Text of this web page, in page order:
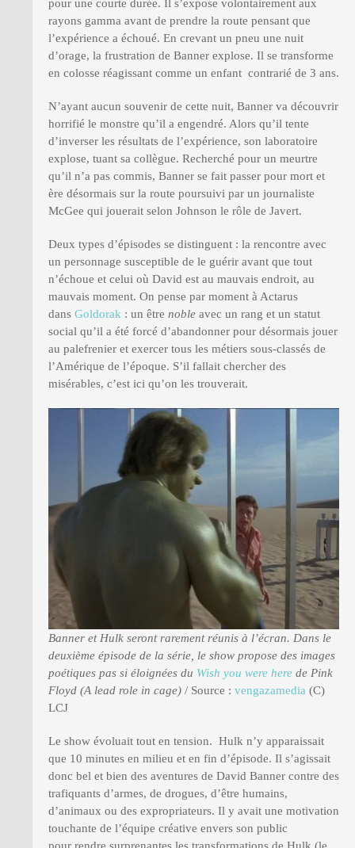
pour une courte durée. Il s’expose volontairement aux
rayons gamma avant de prendre la route pensant que
l’expérience a échoué. En crevant un pneu une nuit
d’orage, la frustration de Banner explose. Il se transforme
en colosse réagissant comme un enfant contrarié de 3 ans.
N’ayant aucun souvenir de cette nuit, Banner va découvrir
horrifié le monstre qu’il a engendré. Alors qu’il tente
d’inverser les résultats de l’expérience, son laboratoire
explose, tuant sa collègue. Recherché pour un meurtre
qu’il n’a pas commis, Banner se fait passer pour mort et
ère désormais sur la route poursuivi par un journaliste
McGee qui jouerait selon Johnson le rôle de Javert.
Deux types d’épisodes se distinguent : la rencontre avec
un personnage susceptible de le guérir avant que tout
n’échoue et celui où David est au mauvais endroit, au
mauvais moment. On pense par moment à Actarus
dans Goldorak : un être noble avec un rang et un statut
social qu’il a été forcé d’abandonner pour désormais jouer
au palefrenier et exercer tous les métiers sous-classés de
l’Amérique de l’époque. S’il fallait chercher des
misérables, c’est ici qu’on les trouverait.
Banner et Hulk seront rarement réunis à l’écran. Dans le
deuxième épisode de la série, le show propose des images
poétiques pas si éloignées du Wish you were here de Pink
Floyd (A lead role in cage) / Source : vengazamedia (C)
LCJ
Le show évoluait tout en tension. Hulk n’y apparaissait
que 10 minutes en milieu et en fin d’épisode. Il s’agissait
donc bel et bien des aventures de David Banner contre des
trafiquants d’armes, de drogues, d’être humains,
d’animaux ou des expropriateurs. Il y avait une motivation
touchante de l’équipe créative envers son public
pour rendre surprenantes les transformations de Hulk (le